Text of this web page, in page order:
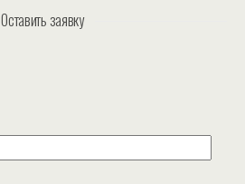
Оставить заявку